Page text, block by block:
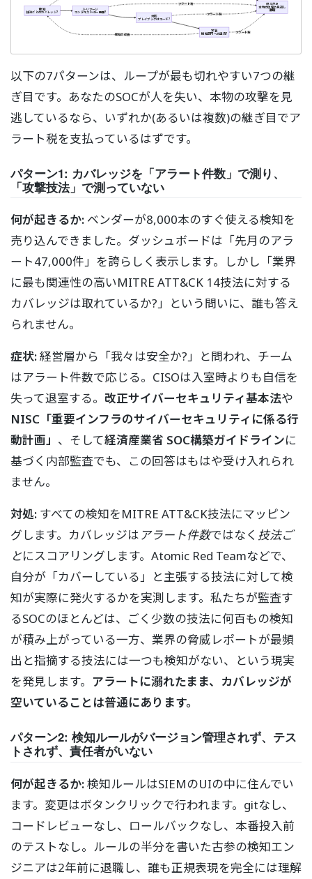
検知の改善
アラート税
アラート税
アラート税
検知
技法ごとのカバレッジ?
トリアージ
コンテキストは一画面?
対応
プレイブックはコード?
学習
検知部門への還流?
燃え尽き
本物の攻撃の見逃し
離職
以下の7パターンは、ループが最も切れやすい7つの継
ぎ目です。あなたのSOCが人を失い、本物の攻撃を見
逃しているなら、いずれか(あるいは複数)の継ぎ目でア
ラート税を支払っているはずです。
パターン1: カバレッジを「アラート件数」で測り、
「攻撃技法」で測っていない
何が起きるか: ベンダーが8,000本のすぐ使える検知を
売り込んできました。ダッシュボードは「先月のアラ
ート47,000件」を誇らしく表示します。しかし「業界
に最も関連性の高いMITRE ATT&CK 14技法に対する
カバレッジは取れているか?」という問いに、誰も答え
られません。
症状:経営層から「我々は安全か?」と問われ、チーム
はアラート件数で応じる。CISOは入室時よりも自信を
失って退室する。 改正サイバーセキュリティ基本法や
NISC「重要インフラのサイバーセキュリティに係る行
動計画」 、そして経済産業省 SOC構築ガイドラインに
基づく内部監査でも、この回答はもはや受け入れられ
ません。
対処: すべての検知をMITRE ATT&CK技法にマッピン
グします。カバレッジはアラート件数ではなく 技法ご
とにスコアリングします。Atomic Red Teamなどで、
自分が「カバーしている」と主張する技法に対して検
知が実際に発火するかを実測します。私たちが監査す
るSOCのほとんどは、ごく少数の技法に何百もの検知
が積み上がっている一方、業界の脅威レポートが最頻
出と指摘する技法には一つも検知がない、という現実
を発見します。 アラートに溺れたまま、カバレッジが
空いていることは普通にあります。
パターン2: 検知ルールがバージョン管理されず、テス
トされず、責任者がいない
何が起きるか:検知ルールはSIEMのUIの中に住んでい
ます。変更はボタンクリックで行われます。gitなし、
コードレビューなし、ロールバックなし、本番投入前
のテストなし。ルールの半分を書いた古参の検知エン
ジニアは2年前に退職し、誰も正規表現を完全には理解